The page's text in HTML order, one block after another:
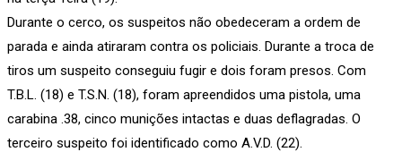
Durante o cerco, os suspeitos não obedeceram a ordem de
parada e ainda atiraram contra os policiais. Durante a troca de
tiros um suspeito conseguiu fugir e dois foram presos. Com
T.B.L. (18) e T.S.N. (18), foram apreendidos uma pistola, uma
carabina .38, cinco munições intactas e duas deflagradas. O
terceiro suspeito foi identificado como A.V.D. (22).